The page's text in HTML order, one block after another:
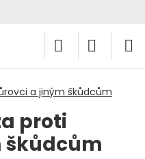
a jiným škůdcům
proti
škůdcům